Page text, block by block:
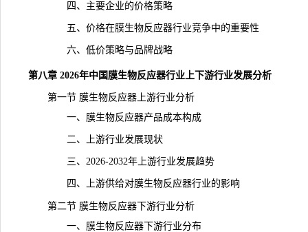
四、主要企业的价格策略
五、价格在膜生物反应器行业竞争中的重要性
六、低价策略与品牌战略
第八章 2026年中国膜生物反应器行业上下游行业发展分析
第一节 膜生物反应器上游行业分析
一、膜生物反应器产品成本构成
二、上游行业发展现状
三、2026-2032年上游行业发展趋势
四、上游供给对膜生物反应器行业的影响
第二节 膜生物反应器下游行业分析
一、膜生物反应器下游行业分布